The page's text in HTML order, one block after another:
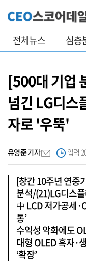
전체뉴스 심층
[500대 기업
넘긴 LG디스
자로 '우뚝'
유영준 기자 입력
[창간 10주년 연중
분석/(21)LG디스
中 LCD 저가공세
통’
수익성 악화에도
대형 OLED 흑자·
‘확장’